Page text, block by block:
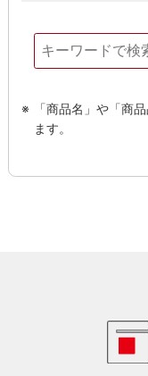
「商品名」や「商
ます。